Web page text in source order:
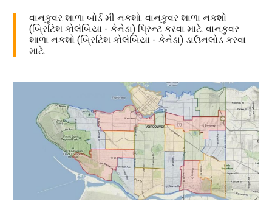
વાનકુવર શાળા બોર્ડ મી નકશો. વાનકુવર શાળા નકશો
(બ્રિટિશ કોલંબિયા - કેનેડા) પ્રિન્ટ કરવા માટે. વાનકુવર
શાળા નકશો (બ્રિટિશ કોલંબિયા - કેનેડા) ડાઉનલોડ કરવા
માટે.